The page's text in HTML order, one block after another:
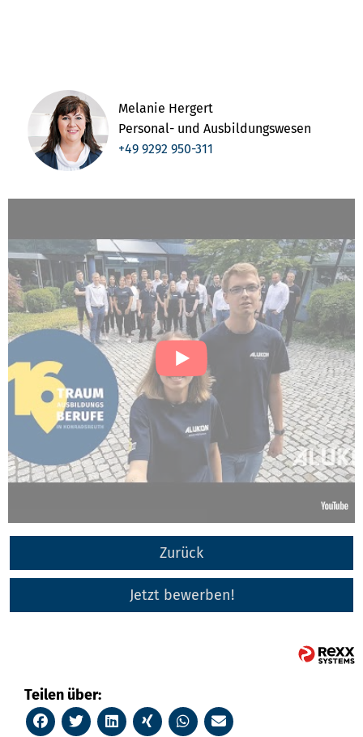
Melanie Hergert
Personal- und Ausbildungswesen
+49 9292 950-311
Zurück
Jetzt bewerben!
Teilen über: